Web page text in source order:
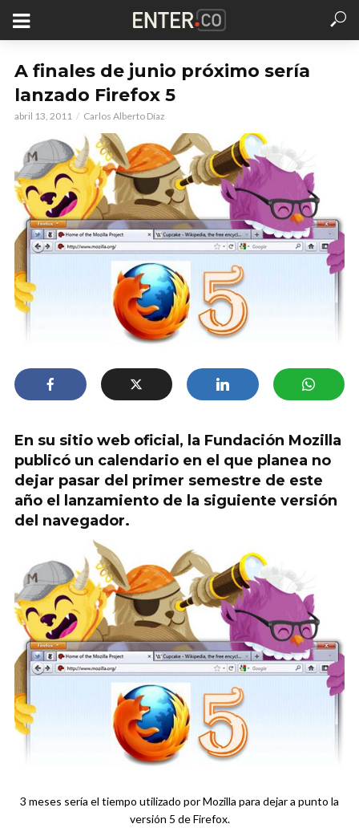
A finales de junio próximo sería
lanzado Firefox 5
abril 13, 2011 Carlos Alberto Díaz
En su sitio web oficial, la Fundación Mozilla
publicó un calendario en el que planea no
dejar pasar del primer semestre de este
año el lanzamiento de la siguiente versión
del navegador.
3 meses sería el tiempo utilizado por Mozilla para dejar a punto la
versión 5 de Firefox.